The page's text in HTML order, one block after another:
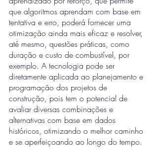
que algoritmos aprendam com base em
tentativa e erro, poderá fornecer uma
otimização ainda mais eficaz e resolver,
até mesmo, questões práticas, como
duração e custo de combustível, por
exemplo. A tecnologia pode ser
diretamente aplicada ao planejamento e
programação dos projetos de
construção, pois tem o potencial de
avaliar diversas combinações e
alternativas com base em dados
históricos, otimizando o melhor caminho
e se aperfeiçoando ao longo do tempo.